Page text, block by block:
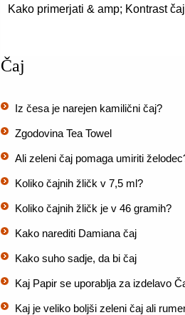
Kako primerjati & amp; Kontrast
Čaj
Iz česa je narejen kamilični čaj?
Zgodovina Tea Towel
Ali zeleni čaj pomaga umiriti
Koliko čajnih žličk v 7,5 ml?
Koliko čajnih žličk je v 46 gramih?
Kako narediti Damiana čaj
Kako suho sadje, da bi čaj
Kaj Papir se uporablja za izdelavo
Kaj je veliko boljši zeleni čaj ali